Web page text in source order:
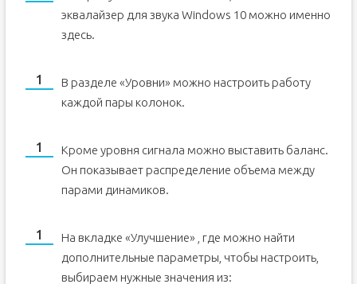
эквалайзер для звука Windows 10 можно именно
здесь.
В разделе «Уровни» можно настроить работу
каждой пары колонок.
Кроме уровня сигнала можно выставить баланс.
Он показывает распределение объема между
парами динамиков.
На вкладке «Улучшение» , где можно найти
дополнительные параметры, чтобы настроить,
выбираем нужные значения из: